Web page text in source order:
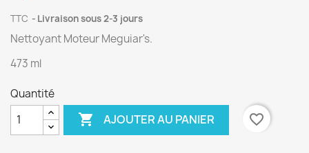
TTC Livraison sous 2-3 jours
Nettoyant Moteur Meguiar's.
473 ml
Quantité
 AJOUTER AU PANIER favorite_border